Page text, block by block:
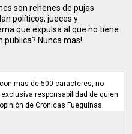
son rehenes de pujas
políticos, jueces y
que expulsa al que no tiene
publica? Nunca mas!
mas de 500 caracteres, no
responsabilidad de quien
de Cronicas Fueguinas.